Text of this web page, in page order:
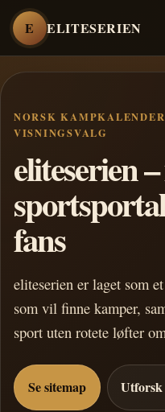
E ELITESERIEN
NORSK
VISNINGSVALG
eliteserien
fans
eliteserien er laget som
som vil finne kamper,
sport uten rotete løfter
Se sitemap